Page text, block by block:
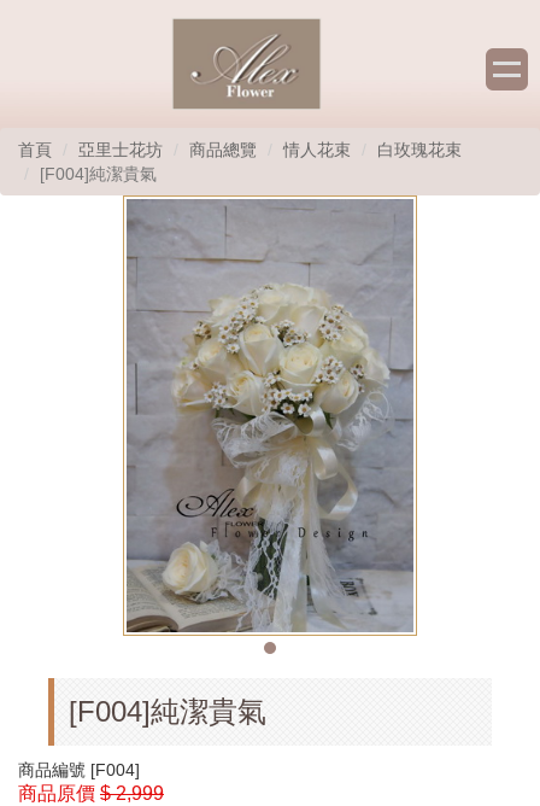
首頁 亞里士花坊 商品總覽 情人花束
白玫瑰花束
[F004]純潔貴氣
[F004]純潔貴氣
商品編號 [F004]
商品原價 $ 2,999